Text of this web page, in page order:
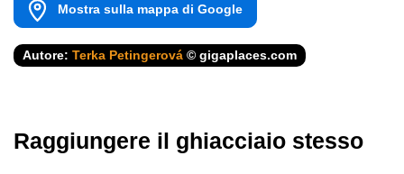
Mostra sulla mappa di Google
Autore: Terka Petingerová © gigaplaces.com
Raggiungere il ghiacciaio stesso